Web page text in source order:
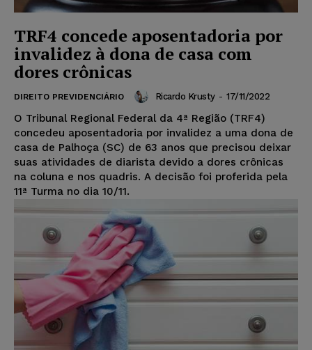
TRF4 concede aposentadoria por
invalidez à dona de casa com
dores crônicas
DIREITO PREVIDENCIÁRIO Ricardo Krusty - 17/11/2022
O Tribunal Regional Federal da 4ª Região (TRF4)
concedeu aposentadoria por invalidez a uma dona de
casa de Palhoça (SC) de 63 anos que precisou deixar
suas atividades de diarista devido a dores crônicas
na coluna e nos quadris. A decisão foi proferida pela
11ª Turma no dia 10/11.